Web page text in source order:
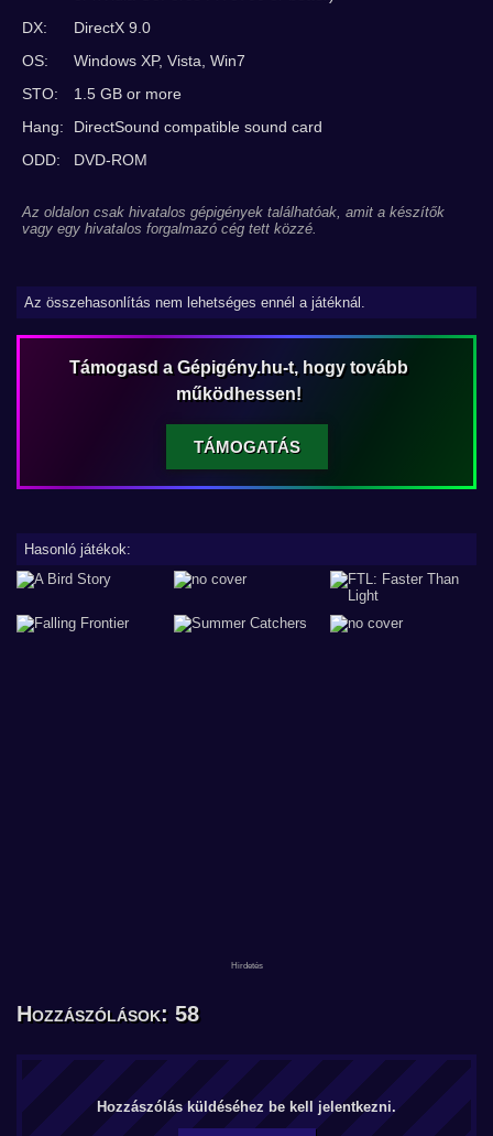
DX:
DirectX 9.0
OS:
Windows XP, Vista, Win7
STO:
1.5 GB or more
Hang:
DirectSound compatible sound card
ODD:
DVD-ROM
Az oldalon csak hivatalos gépigények találhatóak, amit a készítők
vagy egy hivatalos forgalmazó cég tett közzé.
Az összehasonlítás nem lehetséges ennél a játéknál.
Támogasd a Gépigény.hu-t, hogy tovább
működhessen!
TÁMOGATÁS
Hasonló játékok:
Hozzászólások: 58
Hozzászólás küldéséhez be kell jelentkezni.